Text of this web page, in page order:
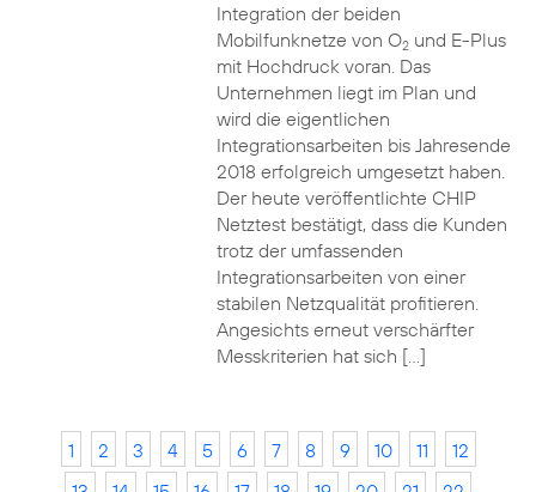
Integration der beiden
Mobilfunknetze von O2und E-Plus
mit Hochdruck voran. Das
Unternehmen liegt im Plan und
wird die eigentlichen
Integrationsarbeiten bis Jahresende
2018 erfolgreich umgesetzt haben.
Der heute veröffentlichte CHIP
Netztest bestätigt, dass die Kunden
trotz der umfassenden
Integrationsarbeiten von einer
stabilen Netzqualität profitieren.
Angesichts erneut verschärfter
Messkriterien hat sich […]
1 2 3 4 5 6 7 8 9 10 11
12